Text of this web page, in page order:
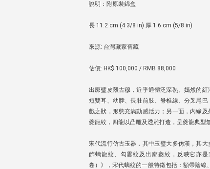
說明：附原裝錦盒
長 11.2 cm (4 3/8 in) 厚 1.6 cm (5/8 in)
來源: 台灣藏家舊藏
估價: HK$ 100,000 / RMB 88,000
出廓璧皮殼古穆，近乎通體泛深熟、嫣然的
短雙耳、幼脖、長壯前肢、脊椎線、分叉尾
戲之狀，形態充滿動感活力；另一面，內緣
夔龍紋，四龍以凸雕及透雕打造，呈夔龍典型
宋代流行仿古玉器，其中玉璧大多仿漢，其
飾螭龍紋、勾雲紋及出廓夔紋，反映它亦
卷）》，宋代螭紋的一般特徵包括：額帶陰